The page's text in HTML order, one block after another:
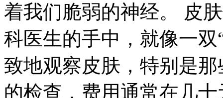
着我们脆弱的神经。 皮
科医生的手中，就像一
致地观察皮肤，特别是
的检查，费用通常在几